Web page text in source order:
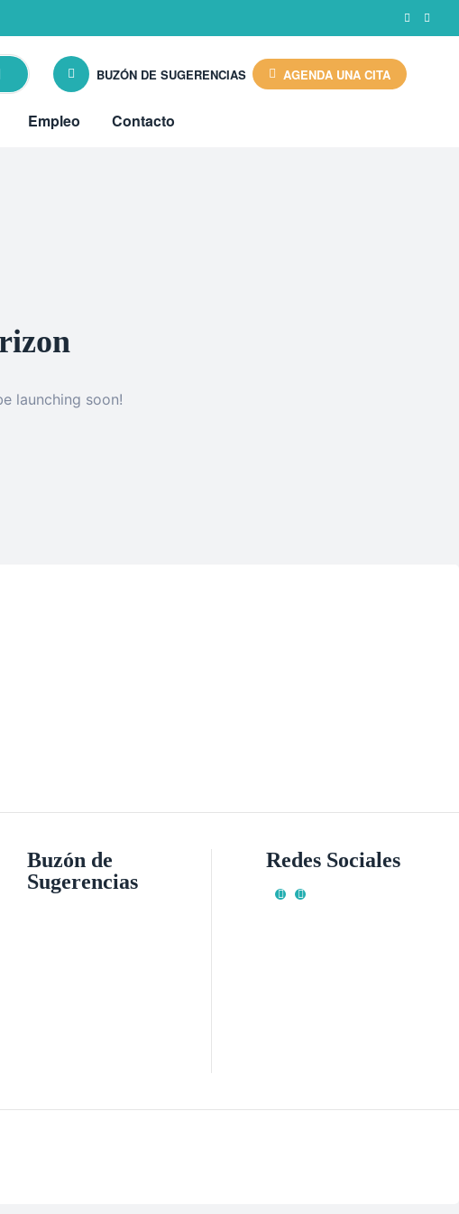
BUZÓN DE SUGERENCIAS AGENDA UNA CITA
Empleo Contacto
launching soon!
Buzón de
Sugerencias
Redes Sociales